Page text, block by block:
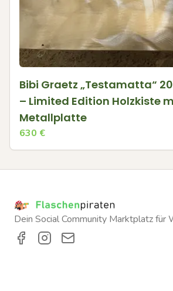
Bibi Graetz „Testamatta“
– Limited Edition Holzkiste
Metallplatte
630 €
Dein Social Community Marktplatz für